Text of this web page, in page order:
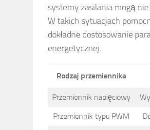
systemy zasilania mogą
W takich sytuacjach
dokładne dostosowanie
energetycznej.
Rodzaj przemiennika
Przemiennik napięciowy
Przemiennik typu PWM